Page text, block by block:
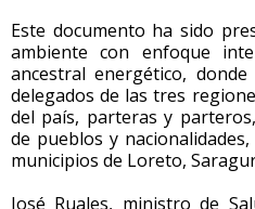
Este documento ha sido
ambiente con enfoque
ancestral energético,
delegados de las tres
del país, parteras y
de pueblos y
municipios de Loreto,
José Ruales, ministro de